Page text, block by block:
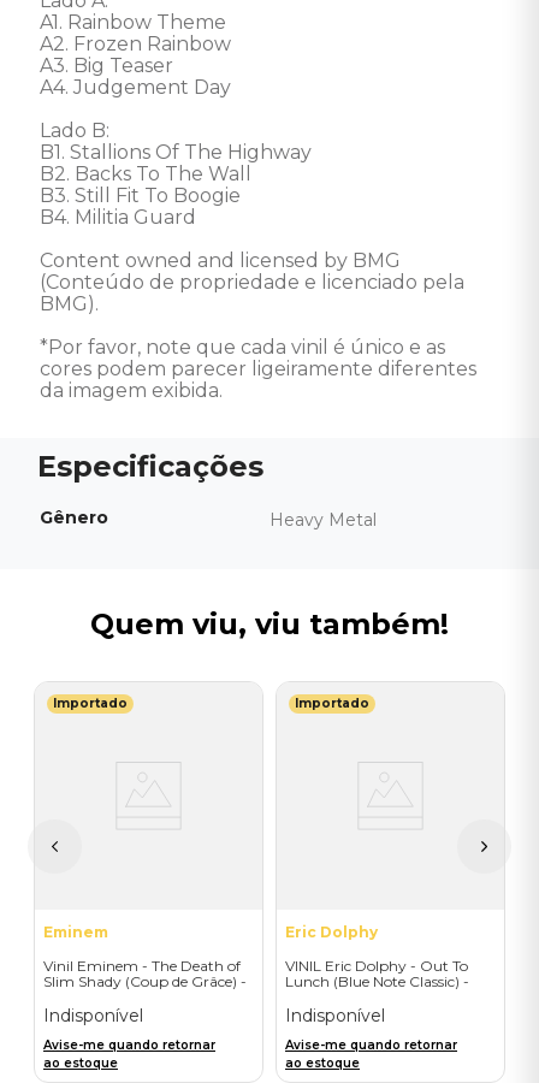
A1. Rainbow Theme
A2. Frozen Rainbow
A3. Big Teaser
A4. Judgement Day
Lado B:
B1. Stallions Of The Highway
B2. Backs To The Wall
B3. Still Fit To Boogie
B4. Militia Guard
Content owned and licensed by BMG
(Conteúdo de propriedade e licenciado pela
BMG).
*Por favor, note que cada vinil é único e as
cores podem parecer ligeiramente diferentes
da imagem exibida.
Gênero Heavy Metal
Quem viu, viu também!
Importado
Eminem
Vinil Eminem - The Death of
Slim Shady (Coup de Grâce) -
Indisponível
Avise-me quando retornar
ao estoque
Importado
Eric Dolphy
VINIL Eric Dolphy - Out To
Lunch (Blue Note Classic) -
Indisponível
Avise-me quando retornar
ao estoque